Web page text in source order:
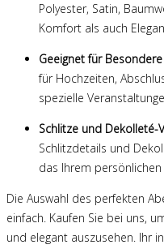
Polyester, Satin,
Komfort als auch
Geeignet für
für Hochzeiten,
spezielle
Schlitze und Dekolleté-
Schlitzdetails und
das Ihrem
Die Auswahl des perfekten
einfach. Kaufen Sie bei uns,
und elegant auszusehen. Ihr